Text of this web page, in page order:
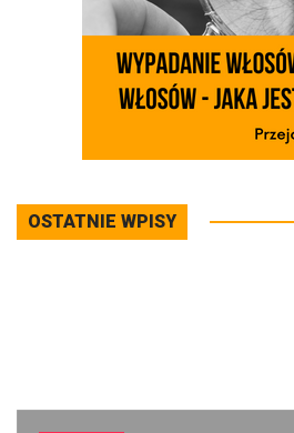
OSTATNIE WPISY